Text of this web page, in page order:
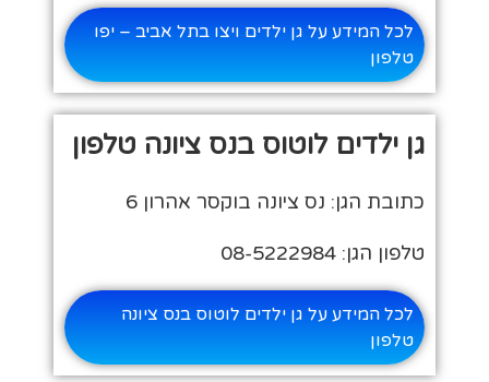
לכל המידע על גן ילדים ויצו בתל אביב – יפו
טלפון
גן ילדים לוטוס בנס ציונה טלפון
כתובת הגן: נס ציונה בוקסר אהרון 6
טלפון הגן: 08-5222984
לכל המידע על גן ילדים לוטוס בנס ציונה
טלפון